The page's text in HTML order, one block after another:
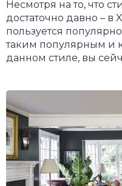
Несмотря на то, что
достаточно давно – в
пользуется
таким популярным и
данном стиле, вы